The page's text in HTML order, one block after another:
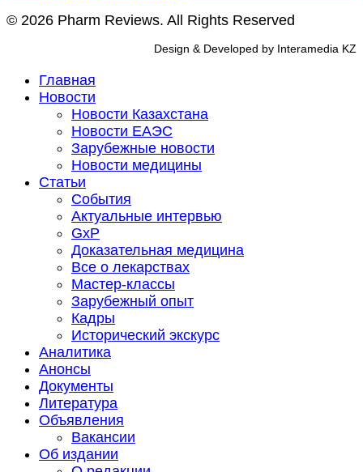
© 2026 Pharm Reviews. All Rights Reserved
Design & Developed by Interamedia KZ
Главная
Новости
Новости Казахстана
Новости ЕАЭС
Зарубежные новости
Новости медицины
Статьи
События
Актуальные интервью
GxP
Доказательная медицина
Все о лекарствах
Мастер-классы
Зарубежный опыт
Кадры
Исторический экскурс
Аналитика
Анонсы
Документы
Литература
Объявления
Вакансии
Об издании